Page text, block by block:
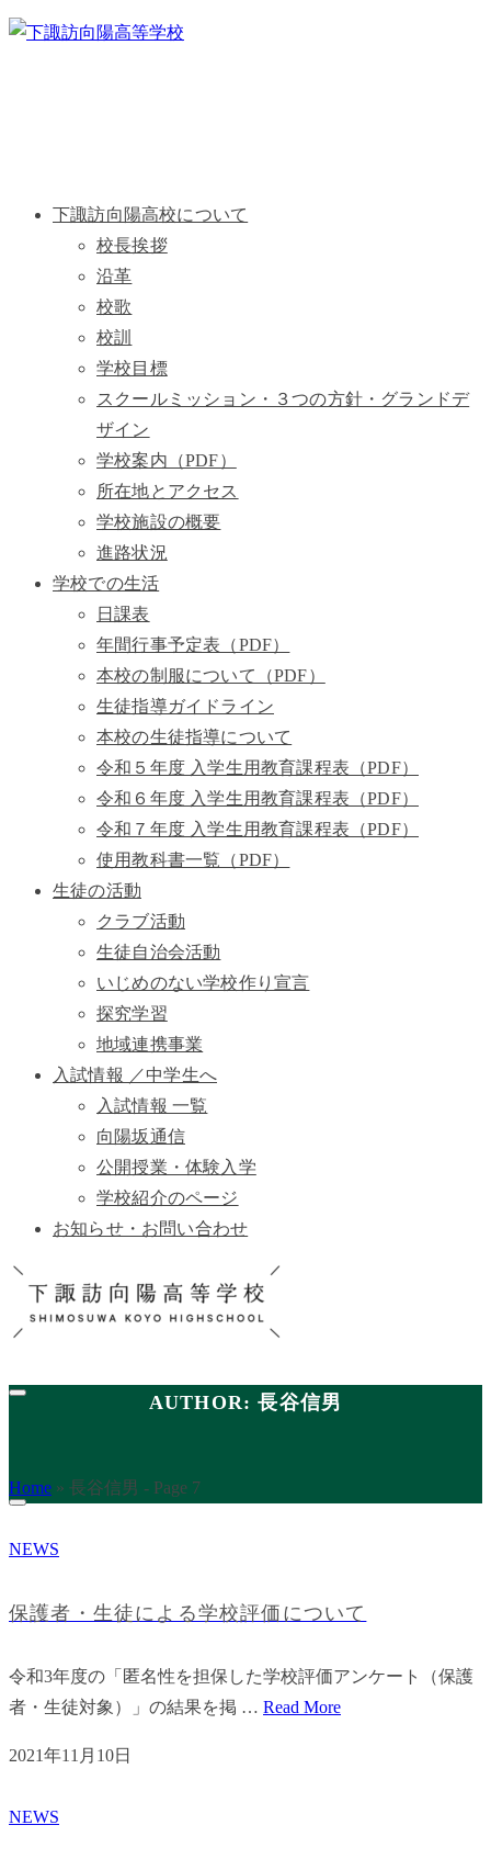
下諏訪向陽高校について
校長挨拶
沿革
校歌
校訓
学校目標
スクールミッション・３つの方針・グランドデ
ザイン
学校案内（PDF）
所在地とアクセス
学校施設の概要
進路状況
学校での生活
日課表
年間行事予定表（PDF）
本校の制服について（PDF）
生徒指導ガイドライン
本校の生徒指導について
令和５年度 入学生用教育課程表（PDF）
令和６年度 入学生用教育課程表（PDF）
令和７年度 入学生用教育課程表（PDF）
使用教科書一覧（PDF）
生徒の活動
クラブ活動
生徒自治会活動
いじめのない学校作り宣言
探究学習
地域連携事業
入試情報 ／中学生へ
入試情報 一覧
向陽坂通信
公開授業・体験入学
学校紹介のページ
お知らせ・お問い合わせ
AUTHOR: 長谷信男
Home » 長谷信男 - Page 7
NEWS
保護者・生徒による学校評価について
令和3年度の「匿名性を担保した学校評価アンケート（保護
者・生徒対象）」の結果を掲 … Read More
2021年11月10日
NEWS